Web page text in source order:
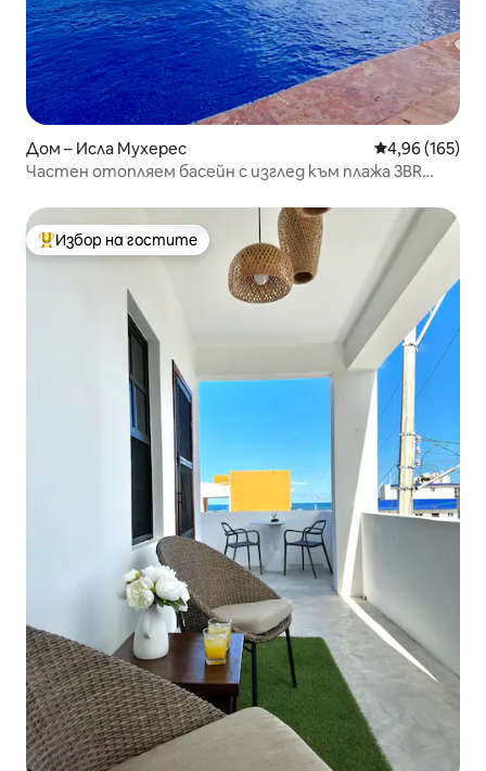
Дом – Исла Мухерес Средна
4,96 (165)
Частен отопляем басейн с изглед към плажа 3BR
Най-популярен избор на гостите
Избор на гостите